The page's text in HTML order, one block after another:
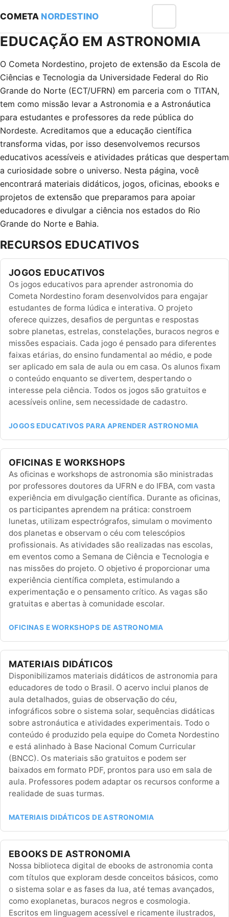
COMETA NORDESTINO
EDUCAÇÃO EM ASTRONOMIA
O Cometa Nordestino, projeto de extensão da Escola de
Ciências e Tecnologia da Universidade Federal do Rio
Grande do Norte (ECT/UFRN) em parceria com o TITAN,
tem como missão levar a Astronomia e a Astronáutica
para estudantes e professores da rede pública do
Nordeste. Acreditamos que a educação científica
transforma vidas, por isso desenvolvemos recursos
educativos acessíveis e atividades práticas que despertam
a curiosidade sobre o universo. Nesta página, você
encontrará materiais didáticos, jogos, oficinas, ebooks e
projetos de extensão que preparamos para apoiar
educadores e divulgar a ciência nos estados do Rio
Grande do Norte e Bahia.
RECURSOS EDUCATIVOS
JOGOS EDUCATIVOS
Os jogos educativos para aprender astronomia do
Cometa Nordestino foram desenvolvidos para engajar
estudantes de forma lúdica e interativa. O projeto
oferece quizzes, desafios de perguntas e respostas
sobre planetas, estrelas, constelações, buracos negros e
missões espaciais. Cada jogo é pensado para diferentes
faixas etárias, do ensino fundamental ao médio, e pode
ser aplicado em sala de aula ou em casa. Os alunos fixam
o conteúdo enquanto se divertem, despertando o
interesse pela ciência. Todos os jogos são gratuitos e
acessíveis online, sem necessidade de cadastro.
JOGOS EDUCATIVOS PARA APRENDER ASTRONOMIA
OFICINAS E WORKSHOPS
As oficinas e workshops de astronomia são ministradas
por professores doutores da UFRN e do IFBA, com vasta
experiência em divulgação científica. Durante as oficinas,
os participantes aprendem na prática: constroem
lunetas, utilizam espectrógrafos, simulam o movimento
dos planetas e observam o céu com telescópios
profissionais. As atividades são realizadas nas escolas,
em eventos como a Semana de Ciência e Tecnologia e
nas missões do projeto. O objetivo é proporcionar uma
experiência científica completa, estimulando a
experimentação e o pensamento crítico. As vagas são
gratuitas e abertas à comunidade escolar.
OFICINAS E WORKSHOPS DE ASTRONOMIA
MATERIAIS DIDÁTICOS
Disponibilizamos materiais didáticos de astronomia para
educadores de todo o Brasil. O acervo inclui planos de
aula detalhados, guias de observação do céu,
infográficos sobre o sistema solar, sequências didáticas
sobre astronáutica e atividades experimentais. Todo o
conteúdo é produzido pela equipe do Cometa Nordestino
e está alinhado à Base Nacional Comum Curricular
(BNCC). Os materiais são gratuitos e podem ser
baixados em formato PDF, prontos para uso em sala de
aula. Professores podem adaptar os recursos conforme a
realidade de suas turmas.
MATERIAIS DIDÁTICOS DE ASTRONOMIA
EBOOKS DE ASTRONOMIA
Nossa biblioteca digital de ebooks de astronomia conta
com títulos que exploram desde conceitos básicos, como
o sistema solar e as fases da lua, até temas avançados,
como exoplanetas, buracos negros e cosmologia.
Escritos em linguagem acessível e ricamente ilustrados,